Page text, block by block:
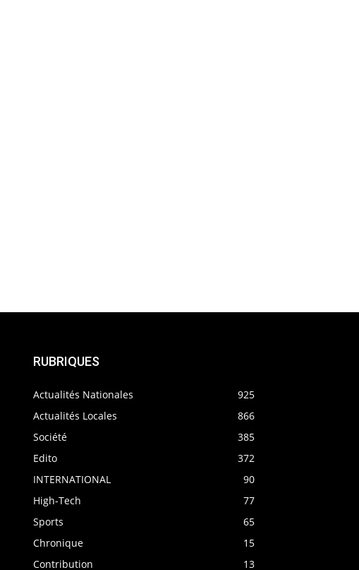
RUBRIQUES
Actualités Nationales
925
Actualités Locales
866
Société
385
Edito
372
INTERNATIONAL
90
High-Tech
77
Sports
65
Chronique
15
Contribution
13